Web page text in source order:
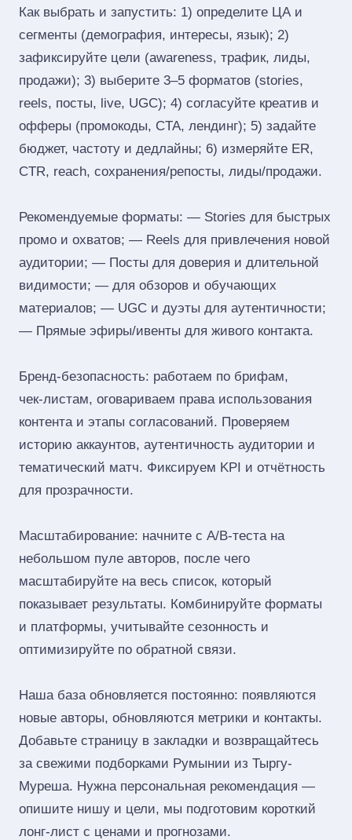
Как выбрать и запустить: 1) определите ЦА и
сегменты (демография, интересы, язык); 2)
зафиксируйте цели (awareness, трафик, лиды,
продажи); 3) выберите 3–5 форматов (stories,
reels, посты, live, UGC); 4) согласуйте креатив и
офферы (промокоды, CTA, лендинг); 5) задайте
бюджет, частоту и дедлайны; 6) измеряйте ER,
CTR, reach, сохранения/репосты, лиды/продажи.
Рекомендуемые форматы: — Stories для быстрых
промо и охватов; — Reels для привлечения новой
аудитории; — Посты для доверия и длительной
видимости; — для обзоров и обучающих
материалов; — UGC и дуэты для аутентичности;
— Прямые эфиры/ивенты для живого контакта.
Бренд‑безопасность: работаем по брифам,
чек‑листам, оговариваем права использования
контента и этапы согласований. Проверяем
историю аккаунтов, аутентичность аудитории и
тематический матч. Фиксируем KPI и отчётность
для прозрачности.
Масштабирование: начните с A/B‑теста на
небольшом пуле авторов, после чего
масштабируйте на весь список, который
показывает результаты. Комбинируйте форматы
и платформы, учитывайте сезонность и
оптимизируйте по обратной связи.
Наша база обновляется постоянно: появляются
новые авторы, обновляются метрики и контакты.
Добавьте страницу в закладки и возвращайтесь
за свежими подборками Румынии из Тыргу-
Муреша. Нужна персональная рекомендация —
опишите нишу и цели, мы подготовим короткий
лонг‑лист с ценами и прогнозами.